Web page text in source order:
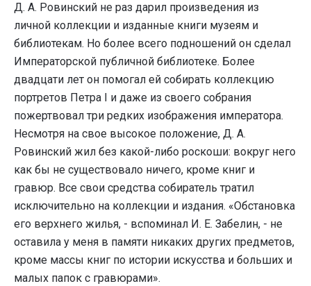
Д. А. Ровинский не раз дарил произведения из
личной коллекции и изданные книги музеям и
библиотекам. Но более всего подношений он сделал
Императорской публичной библиотеке. Более
двадцати лет он помогал ей собирать коллекцию
портретов Петра I и даже из своего собрания
пожертвовал три редких изображения императора.
Несмотря на свое высокое положение, Д. А.
Ровинский жил без какой-либо роскоши: вокруг него
как бы не существовало ничего, кроме книг и
гравюр. Все свои средства собиратель тратил
исключительно на коллекции и издания. «Обстановка
его верхнего жилья, - вспоминал И. Е. Забелин, - не
оставила у меня в памяти никаких других предметов,
кроме массы книг по истории искусства и больших и
малых папок с гравюрами».